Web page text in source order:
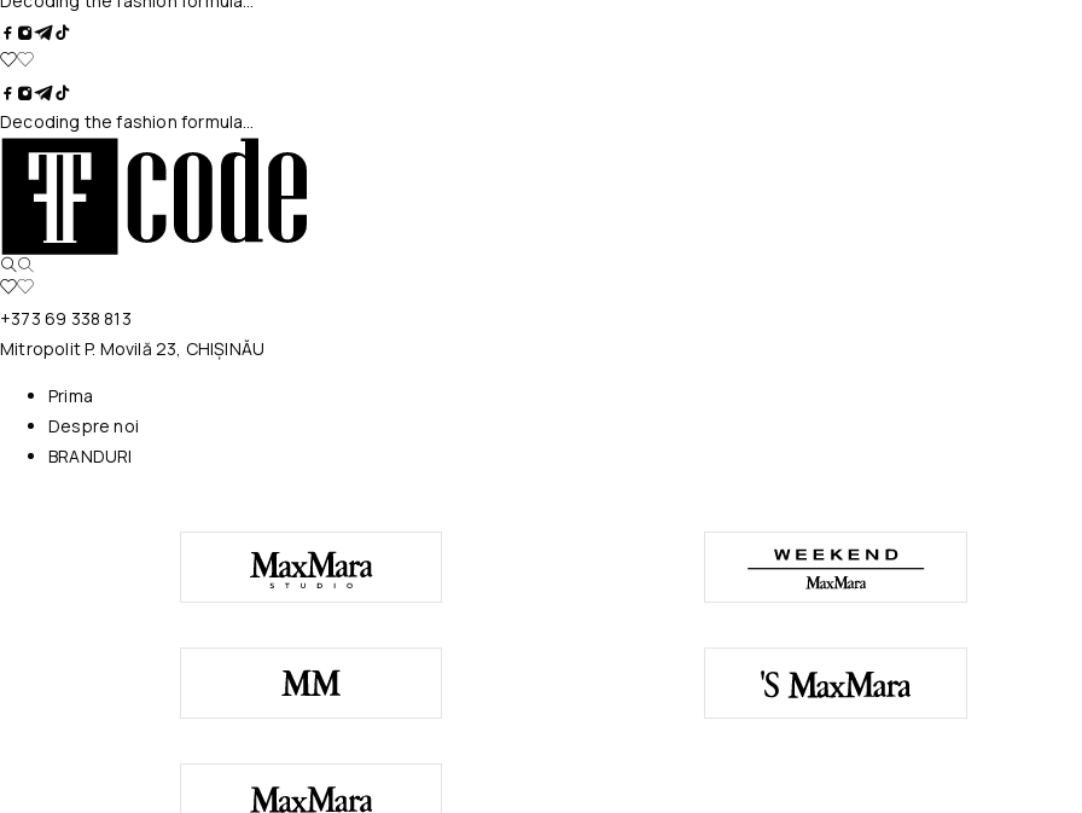
Decoding the fashion formula…
+373 69 338 813
Mitropolit P. Movilă 23, CHIȘINĂU
Prima
Despre noi
BRANDURI